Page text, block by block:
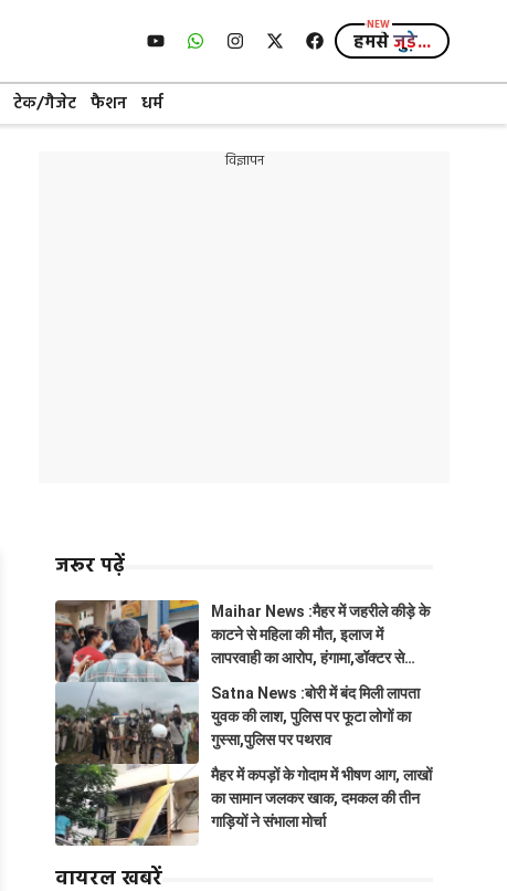
हमसेजुड़े...
टेक/गैजेट फैशन धर्म
विज्ञापन
जरूर पढ़ें
Maihar News :मैहर में जहरीले कीड़े के
काटने से महिला की मौत, इलाज में
लापरवाही का आरोप, हंगामा,डॉक्टर से
Satna News :बोरी में बंद मिली लापता
युवक की लाश, पुलिस पर फूटा लोगों का
गुस्सा,पुलिस पर पथराव
मैहर में कपड़ों के गोदाम में भीषण आग, लाखों
का सामान जलकर खाक, दमकल की तीन
गाड़ियों ने संभाला मोर्चा
वायरल खबरें